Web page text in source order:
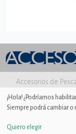
Accesorios de
30500
Aviso legal
¡Hola! ¿Podríamos
Siempre podrá cambiar
Quiero elegir